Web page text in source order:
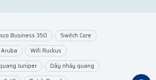
Business 350
Switch Core
Wifi Ruckus
Juniper
Dây nhảy quang